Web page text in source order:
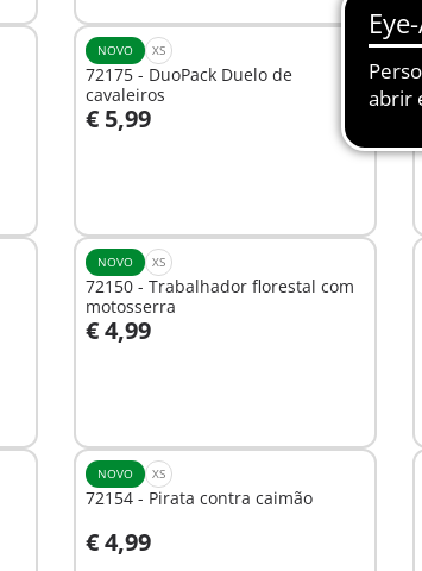
NOVO XS
72175 - DuoPack Duelo de
cavaleiros
€ 5,99
Ao carrinho
NOVO XS
72150 - Trabalhador florestal com
motosserra
€ 4,99
NOVO XS
72154 - Pirata contra caimão
€ 4,99